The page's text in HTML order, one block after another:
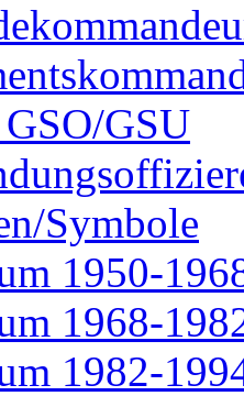
GSU
Symbole
1950-
1968-
1982-